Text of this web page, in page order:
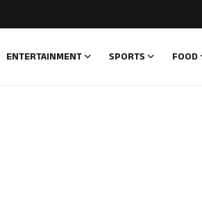
ENTERTAINMENT SPORTS FOOD